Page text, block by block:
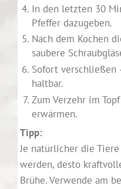
In den letzten 30
Pfeffer dazugeben.
Nach dem Kochen
saubere
Sofort verschließen
haltbar.
Zum Verzehr im
erwärmen.
Tipp:
Je natürlicher die
werden, desto
Brühe. Verwende am